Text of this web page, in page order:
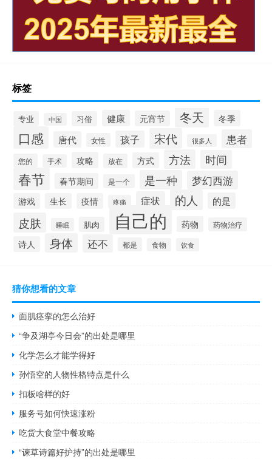
标签
专业 中国 习俗 健康 元宵节 冬天 冬季
口感 唐代 女性 孩子 宋代 很多人 患者
您的 手术 攻略 放在 方式 方法 时间
春节 春节期间 是一个 是一种 梦幻西游
游戏 生长 疫情 疼痛 症状 的人 的是
皮肤 睡眠 肌肉 自己的 药物 药物治疗
诗人 身体 还不 都是 食物 饮食
猜你想看的文章
面肌痉挛的怎么治好
“争及湖亭今日会”的出处是哪里
化学怎么才能学得好
孙悟空的人物性格特点是什么
扣板啥样的好
服务号如何快速涨粉
吃货大食堂中餐攻略
“谏草诗篇好护持”的出处是哪里